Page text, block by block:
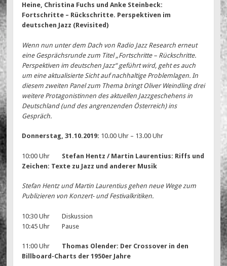
Heine, Christina Fuchs und Anke Steinbeck:
Fortschritte – Rückschritte. Perspektiven im
deutschen Jazz (Revisited)
Wenn nun unter dem Dach von Radio Jazz Research erneut
eine Gesprächsrunde zum Titel „Fortschritte – Rückschritte.
Perspektiven im deutschen Jazz“ geführt wird, geht es auch
um eine aktualisierte Sicht auf nachhaltige Problemlagen. In
diesem zweiten Panel zum Thema bringt Oliver Weindling drei
weitere Protagonistinnen des aktuellen Jazzgeschehens in
Deutschland (und des angrenzenden Österreich) ins
Gespräch.
Donnerstag, 31.10.2019: 10.00 Uhr – 13.00 Uhr
10:00 Uhr Stefan Hentz / Martin Laurentius: Riffs und
Zeichen: Texte zu Jazz und anderer Musik
Stefan Hentz und Martin Laurentius gehen neue Wege zum
Publizieren von Konzert- und Festivalkritiken.
10:30 Uhr Diskussion
10:45 Uhr Pause
11:00 Uhr Thomas Olender: Der Crossover in den
Billboard-Charts der 1950er Jahre